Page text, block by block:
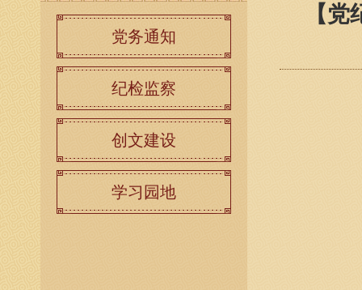
【
党务通知
纪检监察
创文建设
学习园地